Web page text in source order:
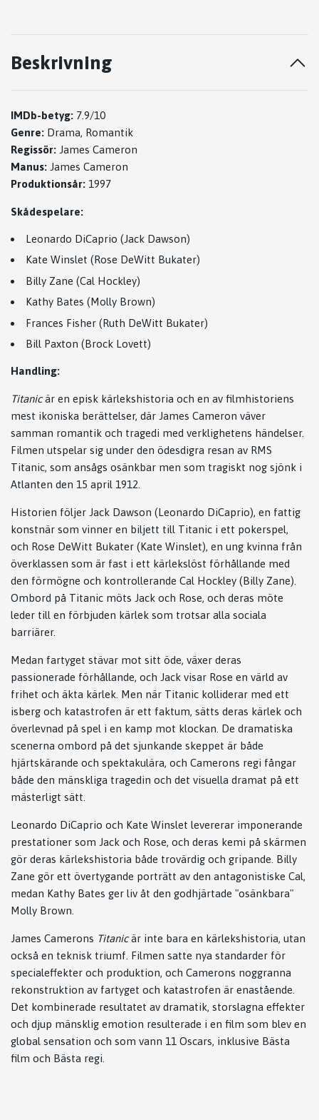
Beskrivning
IMDb-betyg: 7.9/10
Genre: Drama, Romantik
Regissör: James Cameron
Manus: James Cameron
Produktionsår: 1997
Skådespelare:
Leonardo DiCaprio (Jack Dawson)
Kate Winslet (Rose DeWitt Bukater)
Billy Zane (Cal Hockley)
Kathy Bates (Molly Brown)
Frances Fisher (Ruth DeWitt Bukater)
Bill Paxton (Brock Lovett)
Handling:
Titanicär en episk kärlekshistoria och en av filmhistoriens
mest ikoniska berättelser, där James Cameron väver
samman romantik och tragedi med verklighetens händelser.
Filmen utspelar sig under den ödesdigra resan av RMS
Titanic, som ansågs osänkbar men som tragiskt nog sjönk i
Atlanten den 15 april 1912.
Historien följer Jack Dawson (Leonardo DiCaprio), en fattig
konstnär som vinner en biljett till Titanic i ett pokerspel,
och Rose DeWitt Bukater (Kate Winslet), en ung kvinna från
överklassen som är fast i ett kärlekslöst förhållande med
den förmögne och kontrollerande Cal Hockley (Billy Zane).
Ombord på Titanic möts Jack och Rose, och deras möte
leder till en förbjuden kärlek som trotsar alla sociala
barriärer.
Medan fartyget stävar mot sitt öde, växer deras
passionerade förhållande, och Jack visar Rose en värld av
frihet och äkta kärlek. Men när Titanic kolliderar med ett
isberg och katastrofen är ett faktum, sätts deras kärlek och
överlevnad på spel i en kamp mot klockan. De dramatiska
scenerna ombord på det sjunkande skeppet är både
hjärtskärande och spektakulära, och Camerons regi fångar
både den mänskliga tragedin och det visuella dramat på ett
mästerligt sätt.
Leonardo DiCaprio och Kate Winslet levererar imponerande
prestationer som Jack och Rose, och deras kemi på skärmen
gör deras kärlekshistoria både trovärdig och gripande. Billy
Zane gör ett övertygande porträtt av den antagonistiske Cal,
medan Kathy Bates ger liv åt den godhjärtade "osänkbara"
Molly Brown.
James Camerons Titanicär inte bara en kärlekshistoria, utan
också en teknisk triumf. Filmen satte nya standarder för
specialeffekter och produktion, och Camerons noggranna
rekonstruktion av fartyget och katastrofen är enastående.
Det kombinerade resultatet av dramatik, storslagna effekter
och djup mänsklig emotion resulterade i en film som blev en
global sensation och som vann 11 Oscars, inklusive Bästa
film och Bästa regi.